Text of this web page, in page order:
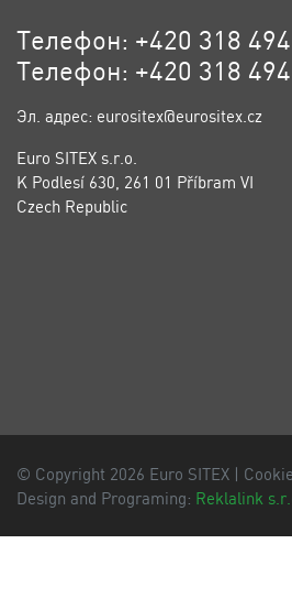
Телефон: +420 318
Телефон: +420 318
Эл. адрес: eurositex@eurositex.cz
Euro SITEX s.r.o.
K Podlesí 630, 261 01 Příbram VI
Czech Republic
© Copyright 2026 Euro SITEX |
Design and Programing: Reklalink